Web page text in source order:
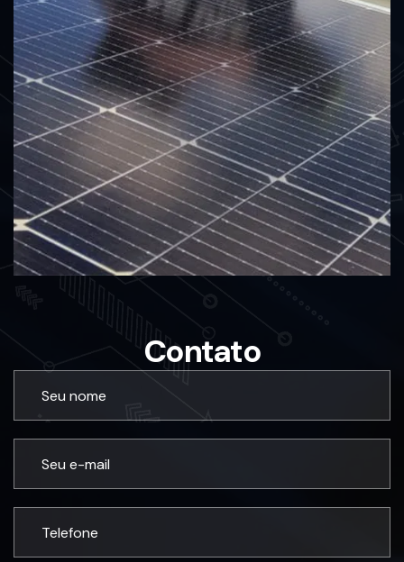
Contato